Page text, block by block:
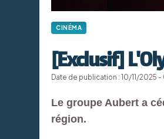
CINÉMA
[Exclusif]
Date de publication : 10/11/2025
Le groupe Aubert a
région.